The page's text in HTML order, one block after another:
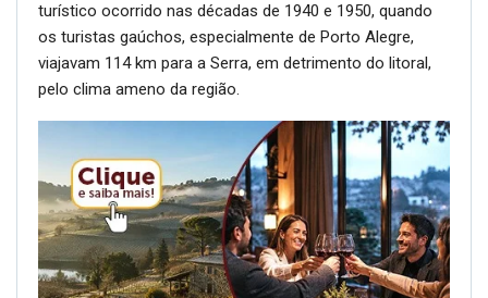
turístico ocorrido nas décadas de 1940 e 1950, quando
os turistas gaúchos, especialmente de Porto Alegre,
viajavam 114 km para a Serra, em detrimento do litoral,
pelo clima ameno da região.